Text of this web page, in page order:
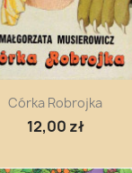
Szybki podgląd
Córka Robrojka
12,00 zł